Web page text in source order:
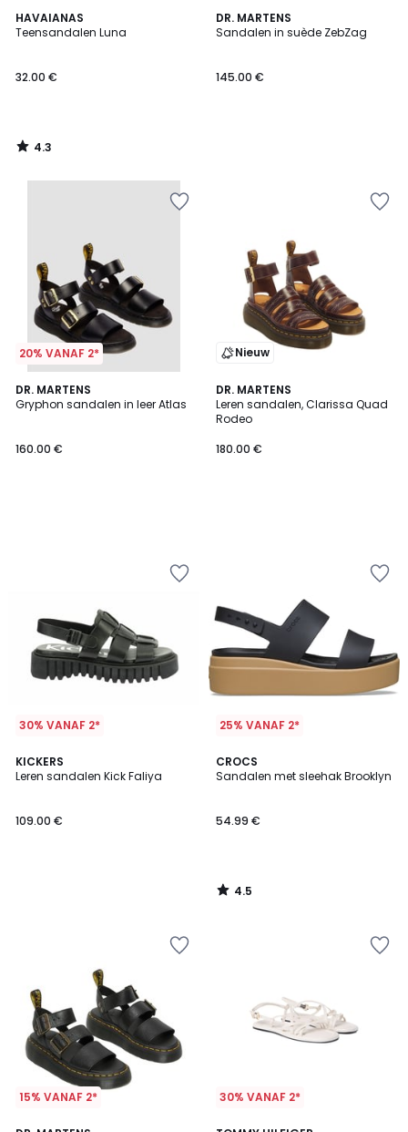
HAVAIANAS
Teensandalen Luna
32.00 €
4.3
/ 5
4.3
/
DR. MARTENS
Sandalen in suède ZebZag
145.00 €
20% VANAF 2*
DR. MARTENS
Gryphon sandalen in leer Atlas
160.00 €
Nieuw
DR. MARTENS
Leren sandalen, Clarissa Quad
Rodeo
180.00 €
30% VANAF 2*
KICKERS
Leren sandalen Kick Faliya
109.00 €
25% VANAF 2*
CROCS
Sandalen met sleehak Brooklyn
54.99 €
4.5
/ 5
4.5
/
15% VANAF 2* 30% VANAF 2*